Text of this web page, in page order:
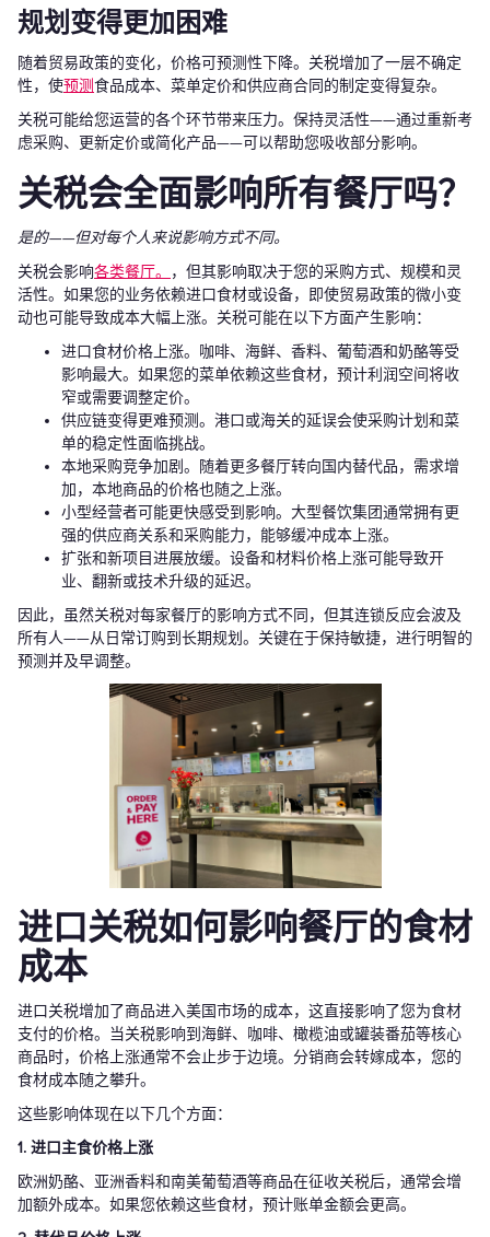
规划变得更加困难
随着贸易政策的变化，价格可预测性下降。关税增加了一层不确定
性，使预测食品成本、菜单定价和供应商合同的制定变得复杂。
关税可能给您运营的各个环节带来压力。保持灵活性——通过重新考
虑采购、更新定价或简化产品——可以帮助您吸收部分影响。
关税会全面影响所有餐厅吗？
是的——但对每个人来说影响方式不同。
关税会影响各类餐厅。
，但其影响取决于您的采购方式、规模和灵
活性。如果您的业务依赖进口食材或设备，即使贸易政策的微小变
动也可能导致成本大幅上涨。关税可能在以下方面产生影响：
进口食材价格上涨。咖啡、海鲜、香料、葡萄酒和奶酪等受
影响最大。如果您的菜单依赖这些食材，预计利润空间将收
窄或需要调整定价。
供应链变得更难预测。港口或海关的延误会使采购计划和菜
单的稳定性面临挑战。
本地采购竞争加剧。随着更多餐厅转向国内替代品，需求增
加，本地商品的价格也随之上涨。
小型经营者可能更快感受到影响。大型餐饮集团通常拥有更
强的供应商关系和采购能力，能够缓冲成本上涨。
扩张和新项目进展放缓。设备和材料价格上涨可能导致开
业、翻新或技术升级的延迟。
因此，虽然关税对每家餐厅的影响方式不同，但其连锁反应会波及
所有人——从日常订购到长期规划。关键在于保持敏捷，进行明智的
预测并及早调整。
进口关税如何影响餐厅的食材
成本
进口关税增加了商品进入美国市场的成本，这直接影响了您为食材
支付的价格。当关税影响到海鲜、咖啡、橄榄油或罐装番茄等核心
商品时，价格上涨通常不会止步于边境。分销商会转嫁成本，您的
食材成本随之攀升。
这些影响体现在以下几个方面：
1. 进口主食价格上涨
欧洲奶酪、亚洲香料和南美葡萄酒等商品在征收关税后，通常会增
加额外成本。如果您依赖这些食材，预计账单金额会更高。